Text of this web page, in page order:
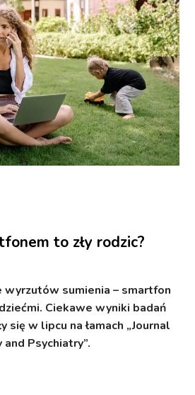
to zły rodzic?
wyrzutów sumienia – smartfon
Ciekawe wyniki badań
się w lipcu na łamach „Journal
Psychiatry”.